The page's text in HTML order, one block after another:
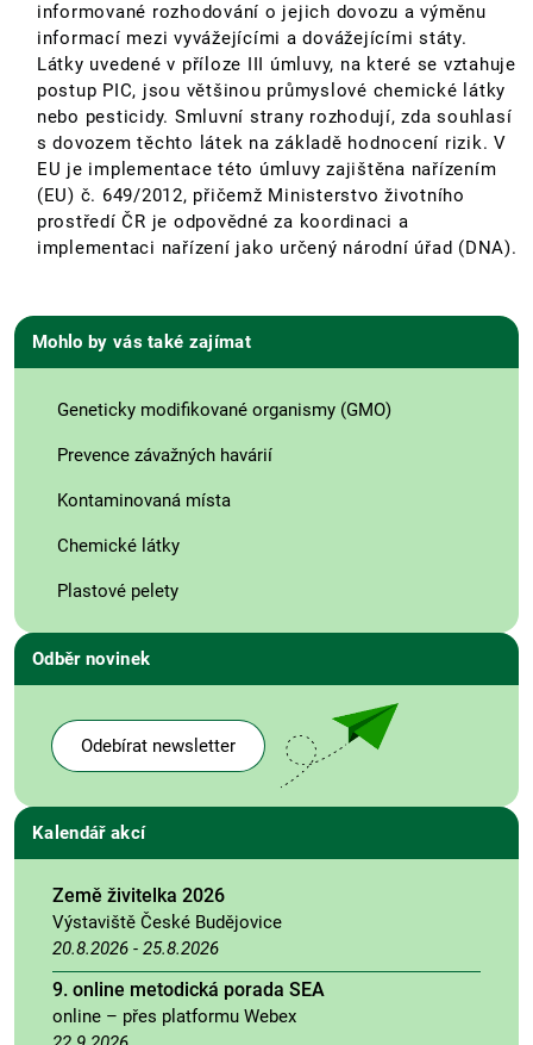
informované rozhodování o jejich dovozu a výměnu
informací mezi vyvážejícími a dovážejícími státy.
Látky uvedené v příloze III úmluvy, na které se vztahuje
postup PIC, jsou většinou průmyslové chemické látky
nebo pesticidy. Smluvní strany rozhodují, zda souhlasí
s dovozem těchto látek na základě hodnocení rizik. V
EU je implementace této úmluvy zajištěna nařízením
(EU) č. 649/2012, přičemž Ministerstvo životního
prostředí ČR je odpovědné za koordinaci a
implementaci nařízení jako určený národní úřad (DNA).
Mohlo by vás také zajímat
Geneticky modifikované organismy (GMO)
Prevence závažných havárií
Kontaminovaná místa
Chemické látky
Plastové pelety
Odběr novinek
Odebírat newsletter
Kalendář akcí
Země živitelka 2026
Výstaviště České Budějovice
20.8.2026 - 25.8.2026
9. online metodická porada SEA
online – přes platformu Webex